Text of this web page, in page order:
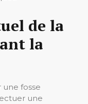
de la
la
fosse
une